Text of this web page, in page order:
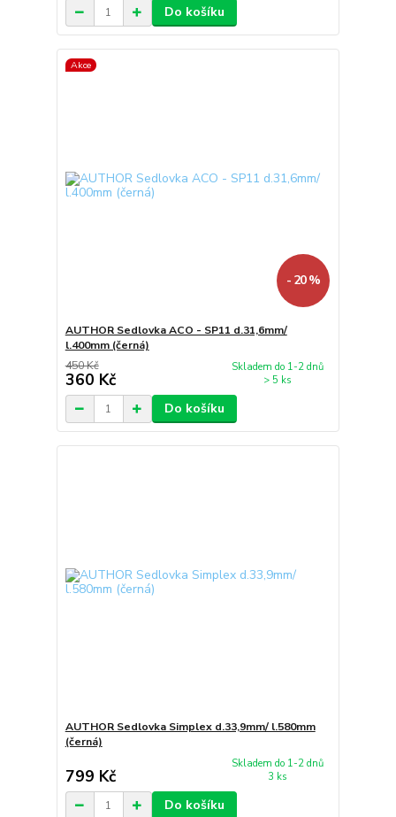
Do košíku
Akce
- 20 %
AUTHOR Sedlovka ACO - SP11 d.31,6mm/
l.400mm (černá)
450 Kč
360 Kč
Skladem do 1-2 dnů
> 5 ks
Do košíku
AUTHOR Sedlovka Simplex d.33,9mm/ l.580mm
(černá)
799 Kč
Skladem do 1-2 dnů
3 ks
Do košíku